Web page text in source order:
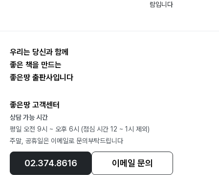
람입니다
우리는 당신과 함께
좋은 책을 만드는
좋은땅 출판사입니다
좋은땅 고객센터
상담 가능 시간
평일 오전 9시 ~ 오후 6시 (점심 시간 12 ~ 1시 제외)
주말, 공휴일은 이메일로 문의부탁드립니다
02.374.8616 이메일 문의